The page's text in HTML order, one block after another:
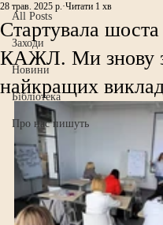
All Posts
Заходи
Новини
Бібліотека
Про нас пишуть
Стартувала шоста
КАЖЛ. Ми знову
найкращих
28 трав. 2025 р. Читати 1 хв